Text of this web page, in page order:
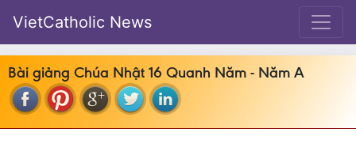
VietCatholic News
Bài giảng Chúa Nhật 16 Quanh Năm - Năm A